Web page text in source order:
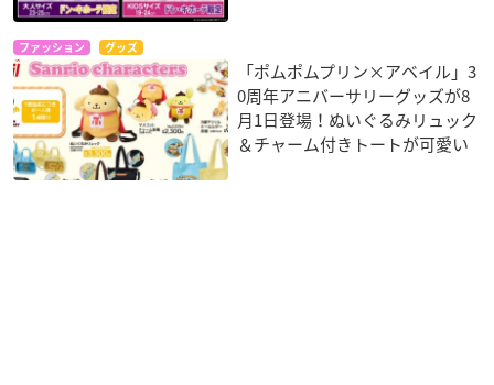
ファッション グッズ
「ポムポムプリン×アベイル」3
0周年アニバーサリーグッズが8
月1日登場！ぬいぐるみリュック
＆チャーム付きトートが可愛い